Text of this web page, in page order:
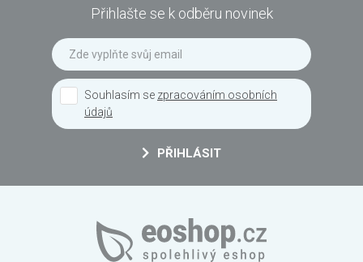
Přihlašte se k odběru novinek
Souhlasím se zpracováním osobních
údajů
PŘIHLÁSIT